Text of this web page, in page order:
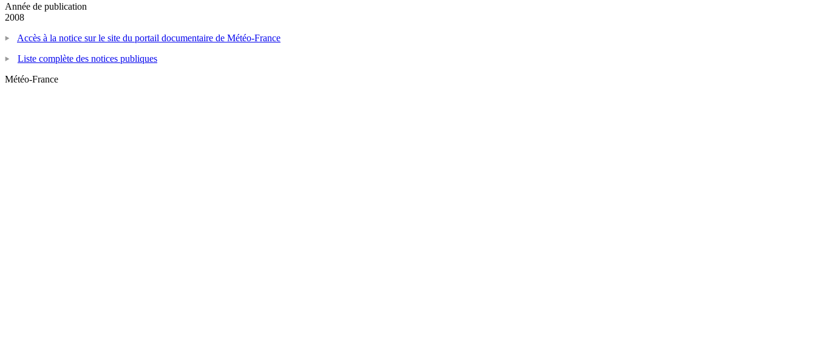
Année de publication
2008
Accès à la notice sur le site du portail documentaire de Météo-France
Liste complète des notices publiques
Météo-France